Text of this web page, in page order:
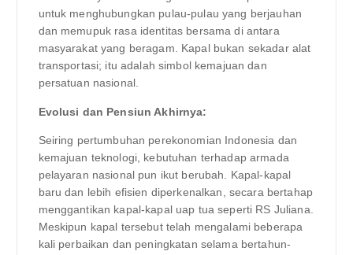
untuk menghubungkan pulau-pulau yang berjauhan
dan memupuk rasa identitas bersama di antara
masyarakat yang beragam. Kapal bukan sekadar alat
transportasi; itu adalah simbol kemajuan dan
persatuan nasional.
Evolusi dan Pensiun Akhirnya:
Seiring pertumbuhan perekonomian Indonesia dan
kemajuan teknologi, kebutuhan terhadap armada
pelayaran nasional pun ikut berubah. Kapal-kapal
baru dan lebih efisien diperkenalkan, secara bertahap
menggantikan kapal-kapal uap tua seperti RS Juliana.
Meskipun kapal tersebut telah mengalami beberapa
kali perbaikan dan peningkatan selama bertahun-